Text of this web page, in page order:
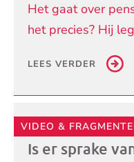
Het gaat over
het precies? Hij
LEES VERDER
VIDEO &
Is er sprake